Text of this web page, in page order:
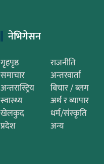
नेभिगेसन
गृहपृष्ठ
राजनीति
समाचार
अन्तरवार्ता
अन्तरास्ट्रिय
बिचार / ब्लग
स्वास्थ्य
अर्थ र ब्यापार
खेलकुद
धर्म/संस्कृति
प्रदेश
अन्य